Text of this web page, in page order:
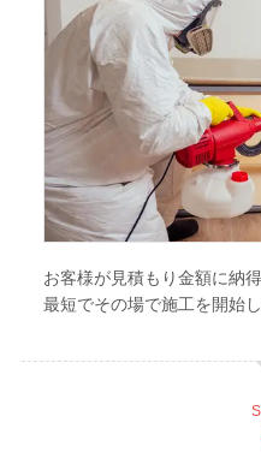
お客様が見積もり金額に納
最短でその場で施工を開始し